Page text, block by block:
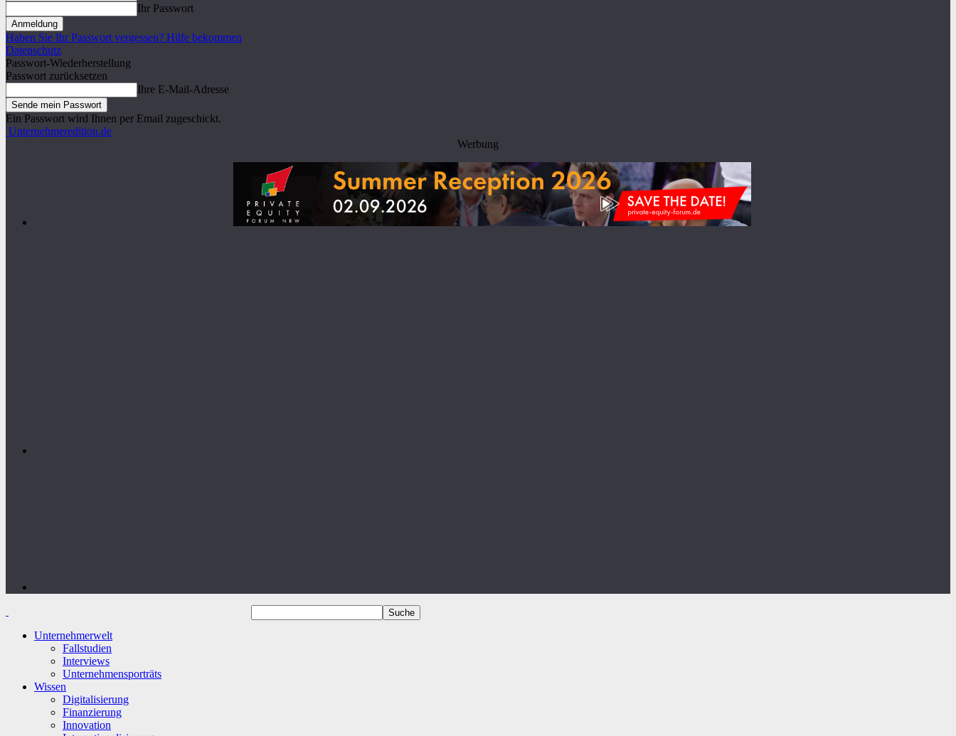
Ihr Passwort
Haben Sie Ihr Passwort vergessen? Hilfe bekommen
Datenschutz
Passwort-Wiederherstellung
Passwort zurücksetzen
Ihre E-Mail-Adresse
Ein Passwort wird Ihnen per Email zugeschickt.
Unternehmeredition.de
Werbung
Unternehmerwelt
Fallstudien
Interviews
Unternehmensporträts
Wissen
Digitalisierung
Finanzierung
Innovation